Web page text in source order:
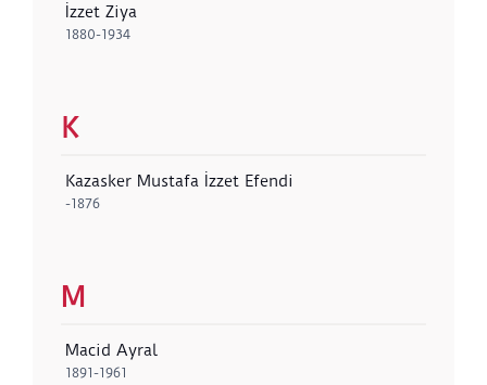
İzzet Ziya
1880-1934
K
Kazasker Mustafa İzzet Efendi
-1876
M
Macid Ayral
1891-1961